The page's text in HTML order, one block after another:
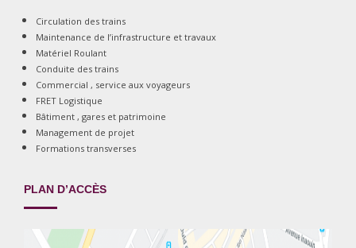
Circulation des trains
Maintenance de l’infrastructure et travaux
Matériel Roulant
Conduite des trains
Commercial , service aux voyageurs
FRET Logistique
Bâtiment , gares et patrimoine
Management de projet
Formations transverses
PLAN D’ACCÈS